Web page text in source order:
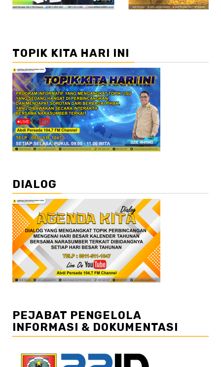
TOPIK KITA HARI INI
DIALOG
PEJABAT PENGELOLA
INFORMASI & DOKUMENTASI